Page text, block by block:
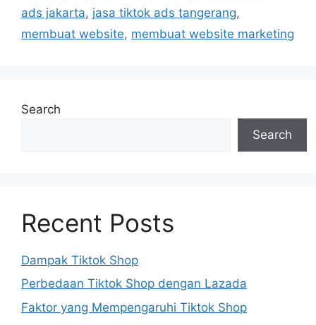
ads jakarta, jasa tiktok ads tangerang,
membuat website, membuat website marketing
Search
Search
Recent Posts
Dampak Tiktok Shop
Perbedaan Tiktok Shop dengan Lazada
Faktor yang Mempengaruhi Tiktok Shop